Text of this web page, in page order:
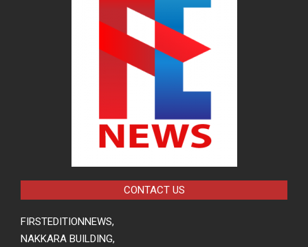
CONTACT US
FIRSTEDITIONNEWS,
NAKKARA BUILDING,